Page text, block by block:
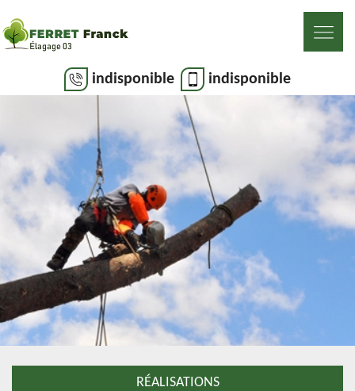
indisponible indisponible
RÉALISATIONS